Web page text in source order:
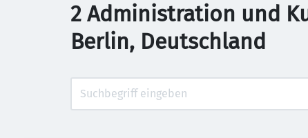
2 Administration und
Berlin, Deutschland